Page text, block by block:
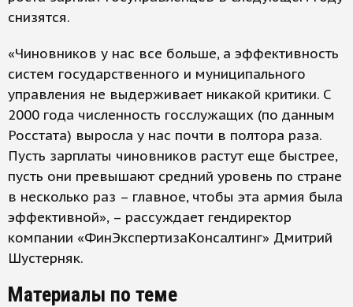
снизятся.
«Чиновников у нас все больше, а эффективность
систем государственного и муниципального
управления не выдерживает никакой критики. С
2000 года численность госслужащих (по данным
Росстата) выросла у нас почти в полтора раза.
Пусть зарплаты чиновников растут еще быстрее,
пусть они превышают средний уровень по стране
в несколько раз – главное, чтобы эта армия была
эффективной», – рассуждает гендиректор
компании «ФинЭкспертизаКонсалтинг» Дмитрий
Шустерняк.
Материалы по теме